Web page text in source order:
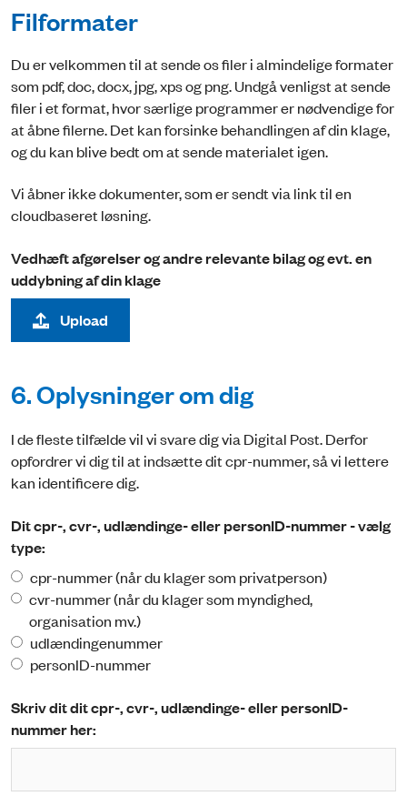
Filformater
Du er velkommen til at sende os filer i almindelige formater
som pdf, doc, docx, jpg, xps og png. Undgå venligst at sende
filer i et format, hvor særlige programmer er nødvendige for
at åbne filerne. Det kan forsinke behandlingen af din klage,
og du kan blive bedt om at sende materialet igen.
Vi åbner ikke dokumenter, som er sendt via link til en
cloudbaseret løsning.
Vedhæft afgørelser og andre relevante bilag og evt. en
uddybning af din klage
Upload
6. Oplysninger om dig
I de fleste tilfælde vil vi svare dig via Digital Post. Derfor
opfordrer vi dig til at indsætte dit cpr-nummer, så vi lettere
kan identificere dig.
Dit cpr-, cvr-, udlændinge- eller personID-nummer - vælg
type:
cpr-nummer (når du klager som privatperson)
cvr-nummer (når du klager som myndighed,
organisation mv.)
udlændingenummer
personID-nummer
Skriv dit dit cpr-, cvr-, udlændinge- eller personID-
nummer her: